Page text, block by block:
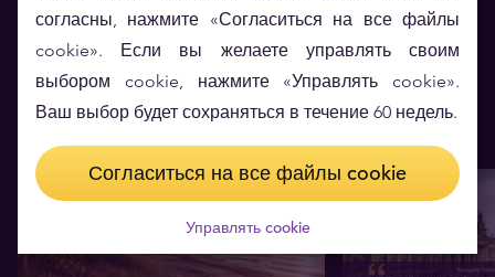
Вам также может
понравиться
согласны, нажмите «Согласиться на все файлы
cookie». Если вы желаете управлять своим
выбором cookie, нажмите «Управлять cookie».
Ваш выбор будет сохраняться в течение 60 недель.
Согласиться на все файлы cookie
Управлять cookie